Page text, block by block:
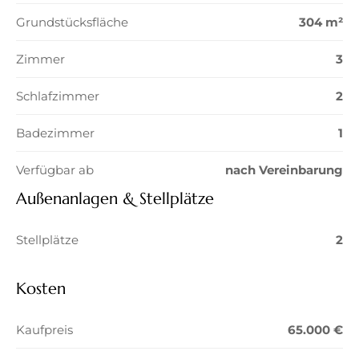
Grundstücksfläche 304 m²
Zimmer 3
Schlafzimmer 2
Badezimmer 1
Verfügbar ab nach Vereinbarung
Außenanlagen & Stellplätze
Stellplätze 2
Kosten
Kaufpreis 65.000 €